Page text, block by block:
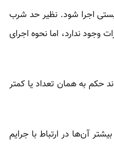
اجرا شود. نظیر حد شرب
وجود ندارد، اما نحوه اجرای
حکم به‌‌ همان تعداد یا کمتر
آن‌ها در ارتباط با جرایم